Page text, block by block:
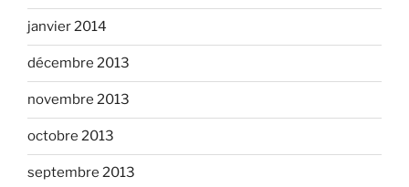
janvier 2014
décembre 2013
novembre 2013
octobre 2013
septembre 2013